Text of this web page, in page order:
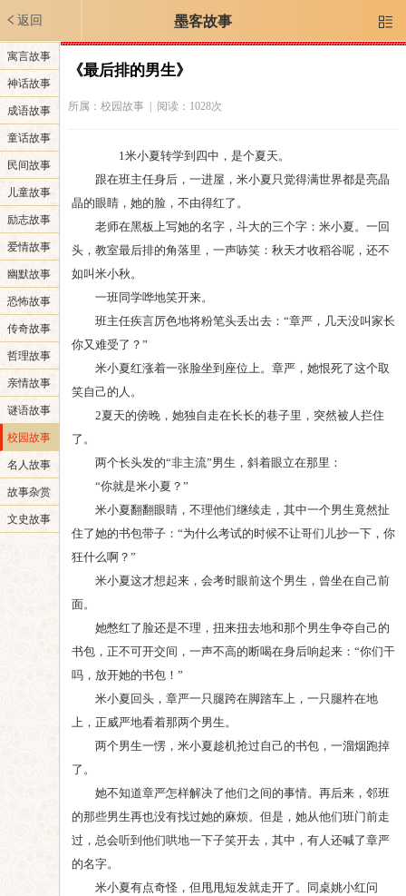
返回 墨客故事 
寓言故事
神话故事
成语故事
童话故事
民间故事
儿童故事
励志故事
爱情故事
幽默故事
恐怖故事
传奇故事
哲理故事
亲情故事
谜语故事
校园故事
名人故事
故事杂赏
文史故事
《最后排的男生》
所属： 校园故事| 阅读：1028次
1米小夏转学到四中，是个夏天。
跟在班主任身后，一进屋，米小夏只觉得满世界都是亮晶
晶的眼睛，她的脸，不由得红了。
老师在黑板上写她的名字，斗大的三个字：米小夏。一回
头，教室最后排的角落里，一声哧笑：秋天才收稻谷呢，还不
如叫米小秋。
一班同学哗地笑开来。
班主任疾言厉色地将粉笔头丢出去：“章严，几天没叫家长
你又难受了？”
米小夏红涨着一张脸坐到座位上。章严，她恨死了这个取
笑自己的人。
2夏天的傍晚，她独自走在长长的巷子里，突然被人拦住
了。
两个长头发的“非主流”男生，斜着眼立在那里：
“你就是米小夏？”
米小夏翻翻眼睛，不理他们继续走，其中一个男生竟然扯
住了她的书包带子：“为什么考试的时候不让哥们儿抄一下，你
狂什么啊？”
米小夏这才想起来，会考时眼前这个男生，曾坐在自己前
面。
她憋红了脸还是不理，扭来扭去地和那个男生争夺自己的
书包，正不可开交间，一声不高的断喝在身后响起来：“你们干
吗，放开她的书包！”
米小夏回头，章严一只腿跨在脚踏车上，一只腿杵在地
上，正威严地看着那两个男生。
两个男生一愣，米小夏趁机抢过自己的书包，一溜烟跑掉
了。
她不知道章严怎样解决了他们之间的事情。再后来，邻班
的那些男生再也没有找过她的麻烦。但是，她从他们班门前走
过，总会听到他们哄地一下子笑开去，其中，有人还喊了章严
的名字。
米小夏有点奇怪，但甩甩短发就走开了。同桌姚小红问